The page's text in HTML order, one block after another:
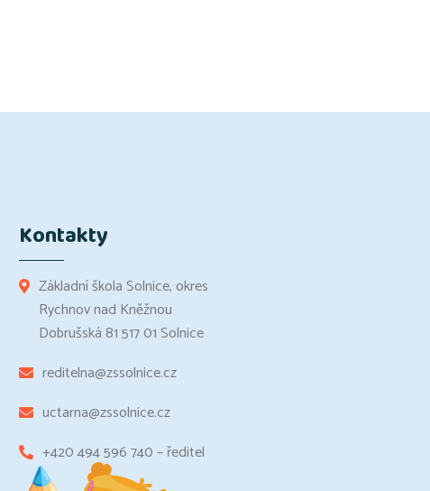
Kontakty
Základní škola Solnice, okres
Rychnov nad Kněžnou
Dobrušská 81 517 01 Solnice
reditelna@zssolnice.cz
uctarna@zssolnice.cz
+420 494 596 740 – ředitel